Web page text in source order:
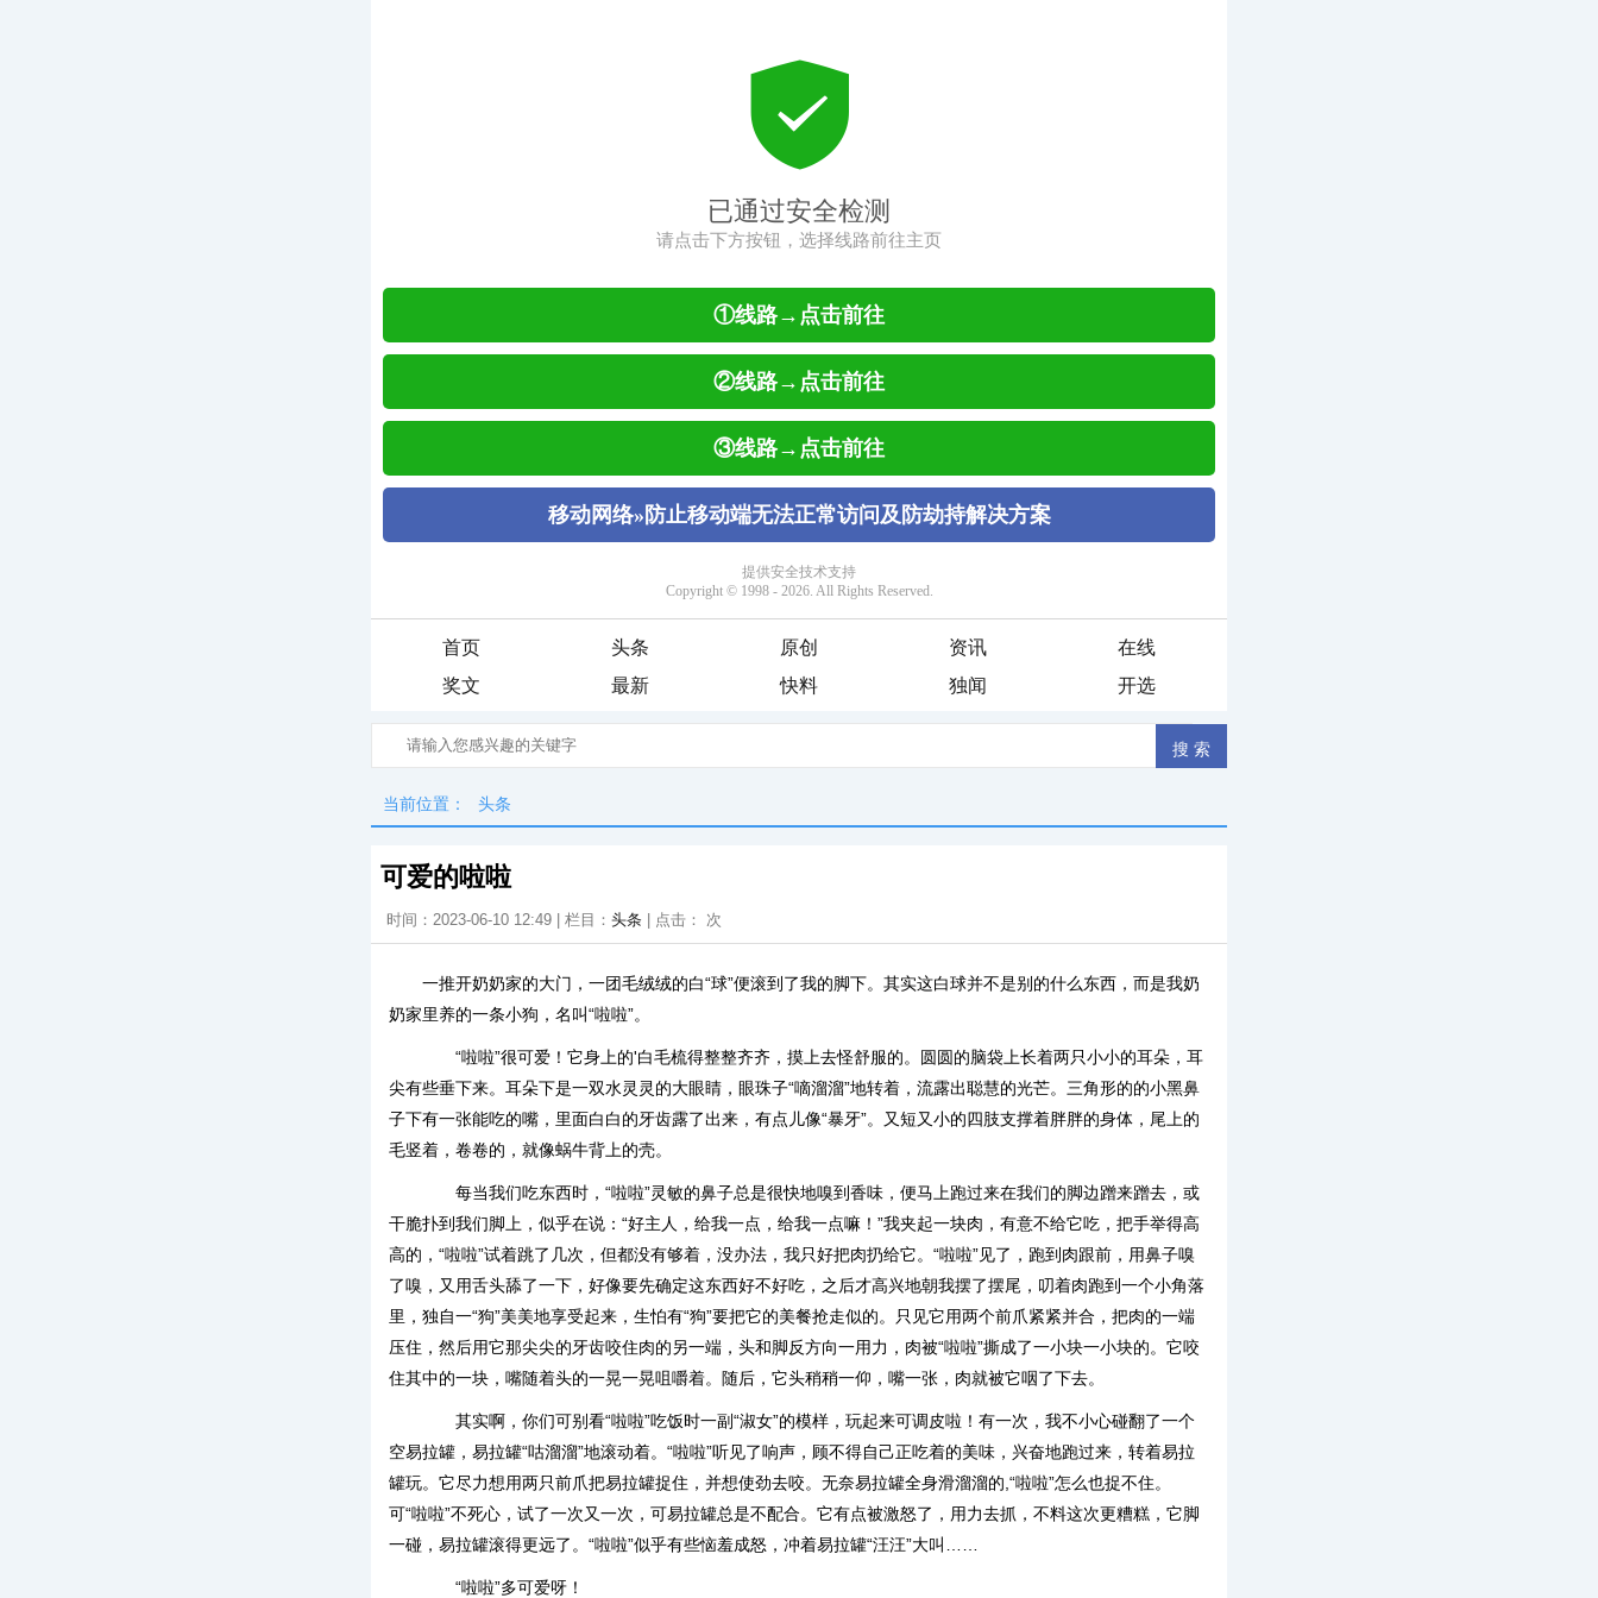
首页 头条 原创 资讯
在线
奖文
最新 快料 独闻 开选
当前位置： 头条
可爱的啦啦
时间：2023-06-10 12:49 | 栏目： 头条 | 点击： 次
一推开奶奶家的大门，一团毛绒绒的白“球”便滚到了我的脚下。其实这白球并不是别的什么东西，而是我奶
奶家里养的一条小狗，名叫“啦啦”。
“啦啦”很可爱！它身上的'白毛梳得整整齐齐，摸上去怪舒服的。圆圆的脑袋上长着两只小小的耳朵，耳
尖有些垂下来。耳朵下是一双水灵灵的大眼睛，眼珠子“嘀溜溜”地转着，流露出聪慧的光芒。三角形的的小黑鼻
子下有一张能吃的嘴，里面白白的牙齿露了出来，有点儿像“暴牙”。又短又小的四肢支撑着胖胖的身体，尾上的
毛竖着，卷卷的，就像蜗牛背上的壳。
每当我们吃东西时，“啦啦”灵敏的鼻子总是很快地嗅到香味，便马上跑过来在我们的脚边蹭来蹭去，或
干脆扑到我们脚上，似乎在说：“好主人，给我一点，给我一点嘛！”我夹起一块肉，有意不给它吃，把手举得高
高的，“啦啦”试着跳了几次，但都没有够着，没办法，我只好把肉扔给它。“啦啦”见了，跑到肉跟前，用鼻子嗅
了嗅，又用舌头舔了一下，好像要先确定这东西好不好吃，之后才高兴地朝我摆了摆尾，叨着肉跑到一个小角落
里，独自一“狗”美美地享受起来，生怕有“狗”要把它的美餐抢走似的。只见它用两个前爪紧紧并合，把肉的一端
压住，然后用它那尖尖的牙齿咬住肉的另一端，头和脚反方向一用力，肉被“啦啦”撕成了一小块一小块的。它咬
住其中的一块，嘴随着头的一晃一晃咀嚼着。随后，它头稍稍一仰，嘴一张，肉就被它咽了下去。
其实啊，你们可别看“啦啦”吃饭时一副“淑女”的模样，玩起来可调皮啦！有一次，我不小心碰翻了一个
空易拉罐，易拉罐“咕溜溜”地滚动着。“啦啦”听见了响声，顾不得自己正吃着的美味，兴奋地跑过来，转着易拉
罐玩。它尽力想用两只前爪把易拉罐捉住，并想使劲去咬。无奈易拉罐全身滑溜溜的,“啦啦”怎么也捉不住。
可“啦啦”不死心，试了一次又一次，可易拉罐总是不配合。它有点被激怒了，用力去抓，不料这次更糟糕，它脚
一碰，易拉罐滚得更远了。“啦啦”似乎有些恼羞成怒，冲着易拉罐“汪汪”大叫……
“啦啦”多可爱呀！